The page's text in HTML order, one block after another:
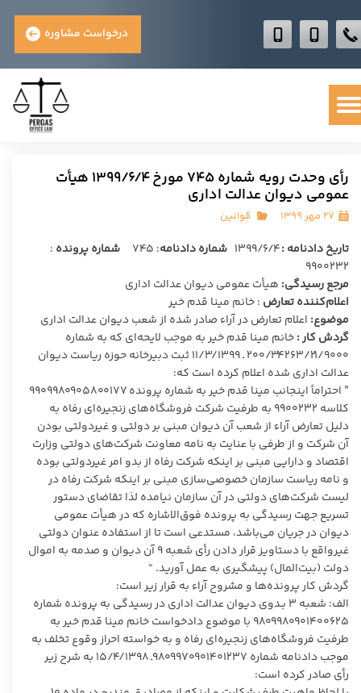
درخواست مشاوره
رأی وحدت رویه شماره ۷۴۵ مورخ ۱۳۹۹/۶/۴ هیأت
عمومی دیوان عدالت اداری
۲۷ مهر ۱۳۹۹ قوانین
تاریخ دادنامه :۱۳۹۹/۶/۴ شماره دادنامه: ۷۴۵ شماره پرونده :
۹۹۰۰۲۳۲
مرجع رسیدگی: هیأت عمومی دیوان عدالت اداری
اعلام‌کننده تعارض : خانم مینا قدم خیر
موضوع: اعلام تعارض در آراء صادر شده از شعب دیوان عدالت اداری
گردش کار :خانم مینا قدم خیر به موجب لایحه‌ای که به شماره
۲۰۰/۳۴۲۶۳/۲۱/۹۰۰۰ ـ ۱۱/۳/۱۳۹۹ ثبت دبیرخانه حوزه ریاست دیوان
عدالت اداری شده اعلام کرده است که:
” احتراماً اینجانب مینا قدم خیر به شماره پرونده ۹۹۰۹۹۸۰۹۰۵۸۰۰۱۷۷
کلاسه ۹۹۰۰۲۳۲ به طرفیت شرکت فروشگاه‌های زنجیره‌ای رفاه به
دلیل تعارض آراء از شعب آن دیوان مبنی بر دولتی و غیردولتی بودن
آن شرکت و از طرفی با عنایت به نامه معاونت شرکت‌های دولتی وزارت
اقتصاد و دارایی مبنی بر اینکه شرکت رفاه از بدو امر غیردولتی بوده
و نامه ریاست سازمان خصوصی‌سازی مبنی بر اینکه شرکت رفاه در
لیست شرکت‌های دولتی در آن سازمان نیامده لذا تقاضای دستور
تسریع جهت رسیدگی به پرونده فوق‌الاشاره که در هیأت عمومی
دیوان در جریان می‌باشد، مستدعی است تا از استفاده عنوان دولتی
غیرواقع با دستاویز قرار دادن رأی شعبه ۹ آن دیوان و صدمه به اموال
دولت (بیت‌المال) پیشگیری به عمل آورید. “
گردش کار پرونده‌ها و مشروح آراء به قرار زیر است:
الف: شعبه ۳ بـدوی دیوان عدالت اداری در رسیدگی به پرونده شماره
۹۸۰۹۹۸۰۹۰۱۴۰۰۶۲۵ با موضوع دادخواست خانم مینا قدم خیر به
طرفیت فروشگاه‌های زنجیره‌ای رفاه و به خواسته احراز وقوع تخلف به
موجب دادنامه شماره ۹۸۰۹۹۷۰۹۰۱۴۰۱۲۳۷ـ ۱۵/۴/۱۳۹۸ به شرح زیر
رأی صادر کرده است: